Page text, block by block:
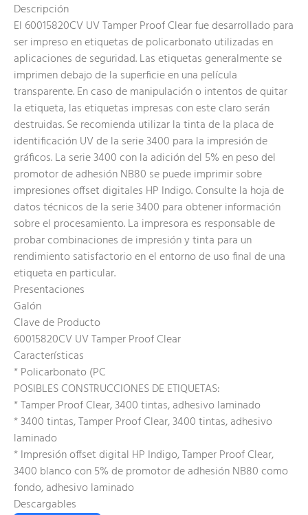
Descripción
El 60015820CV UV Tamper Proof Clear fue desarrollado para
ser impreso en etiquetas de policarbonato utilizadas en
aplicaciones de seguridad. Las etiquetas generalmente se
imprimen debajo de la superficie en una película
transparente. En caso de manipulación o intentos de quitar
la etiqueta, las etiquetas impresas con este claro serán
destruidas. Se recomienda utilizar la tinta de la placa de
identificación UV de la serie 3400 para la impresión de
gráficos. La serie 3400 con la adición del 5% en peso del
promotor de adhesión NB80 se puede imprimir sobre
impresiones offset digitales HP Indigo. Consulte la hoja de
datos técnicos de la serie 3400 para obtener información
sobre el procesamiento. La impresora es responsable de
probar combinaciones de impresión y tinta para un
rendimiento satisfactorio en el entorno de uso final de una
etiqueta en particular.
Presentaciones
Galón
Clave de Producto
60015820CV UV Tamper Proof Clear
Características
* Policarbonato (PC
POSIBLES CONSTRUCCIONES DE ETIQUETAS:
* Tamper Proof Clear, 3400 tintas, adhesivo laminado
* 3400 tintas, Tamper Proof Clear, 3400 tintas, adhesivo
laminado
* Impresión offset digital HP Indigo, Tamper Proof Clear,
3400 blanco con 5% de promotor de adhesión NB80 como
fondo, adhesivo laminado
Descargables